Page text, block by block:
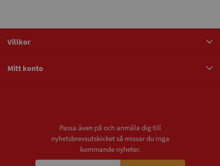
Villkor
Mitt konto
Passa även på och anmäla dig till
nyhetsbrevsutskicket så missar du inga
kommande nyheter.